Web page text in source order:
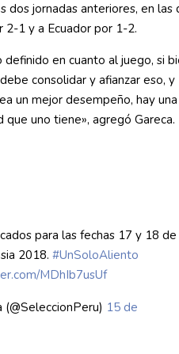
dos jornadas anteriores, en las
2-1 y a Ecuador por 1-2.
en cuanto al juego, si
consolidar y afianzar eso, y
un mejor desempeño, hay una
uno tiene», agregó Gareca.
para las fechas 17 y 18 de
2018. #UnSoloAliento
MDhIb7usUf
15 de